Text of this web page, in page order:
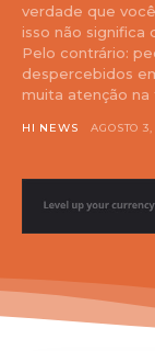
verdade que
isso não significa
Pelo contrário:
despercebidos
muita atenção na
HI NEWS AGOSTO